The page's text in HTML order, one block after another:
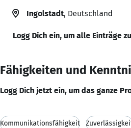
Ingolstadt, Deutschland
Logg Dich ein, um alle Einträge
Fähigkeiten und
Logg Dich jetzt ein, um das ganze
Kommunikationsfähigkeit